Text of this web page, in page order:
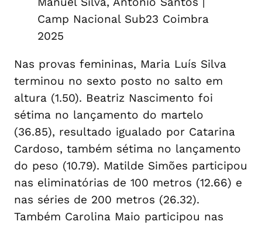
Camp Nacional Sub23 Coimbra
2025
Nas provas femininas, Maria Luís Silva
terminou no sexto posto no salto em
altura (1.50). Beatriz Nascimento foi
sétima no lançamento do martelo
(36.85), resultado igualado por Catarina
Cardoso, também sétima no lançamento
do peso (10.79). Matilde Simões participou
nas eliminatórias de 100 metros (12.66) e
nas séries de 200 metros (26.32).
Também Carolina Maio participou nas